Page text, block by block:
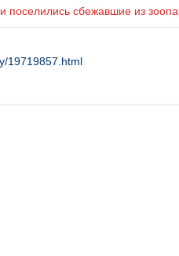
поселились сбежавшие из
19719857.html